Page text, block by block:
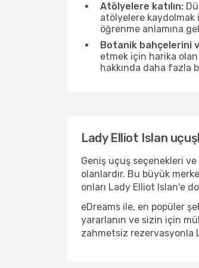
Atölyelere katılın:
atölyelere kaydolmak
öğrenme anlamına
Botanik bahçelerini
etmek için harika
hakkında daha fazla
Lady Elliot Islan
Geniş uçuş seçenekleri
olanlardır. Bu büyük
onları Lady Elliot Islan'e
eDreams ile, en popüler
yararlanın ve sizin için
zahmetsiz rezervasyonla